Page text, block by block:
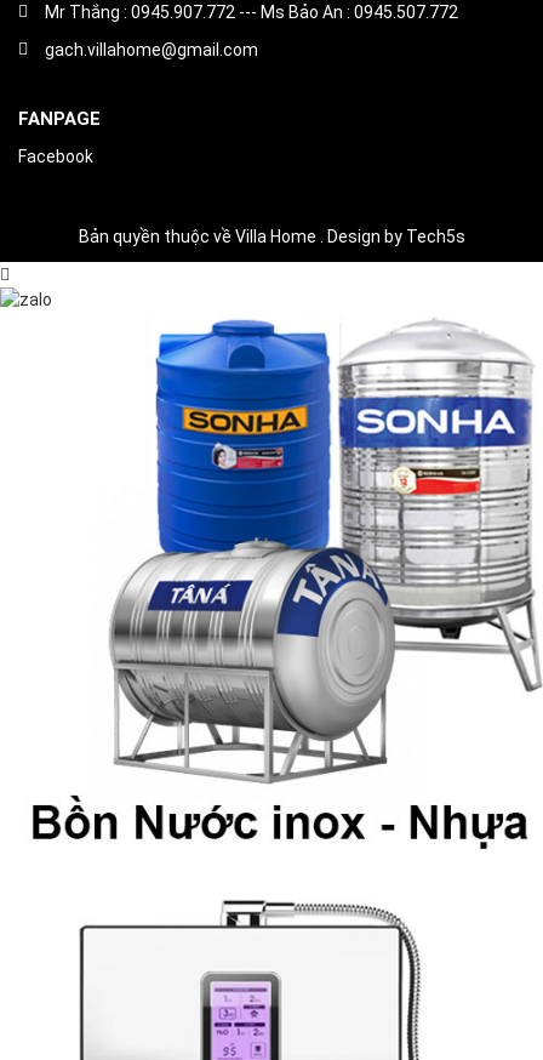
Mr Thắng : 0945.907.772 --- Ms Bảo An : 0945.507.772
gach.villahome@gmail.com
FANPAGE
Facebook
Bản quyền thuộc về Villa Home . Design by Tech5s